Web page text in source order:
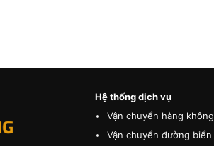
Hệ thống dịch vụ
Vận chuyển hàng không
Vận chuyển đường biển